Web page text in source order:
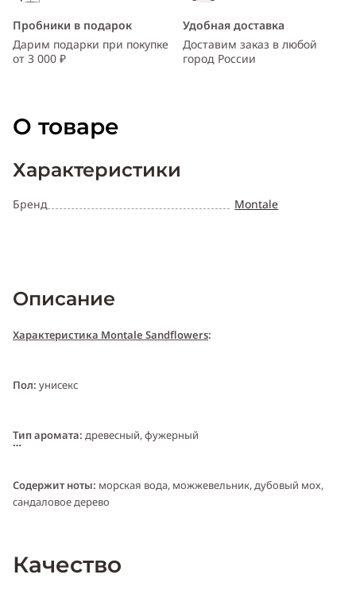
Пробники в подарок
Дарим подарки при покупке
от 3 000 ₽
Удобная доставка
Доставим заказ в любой
город России
О товаре
Характеристики
Бренд Montale
Описание
Характеристика Montale Sandflowers:
Пол: унисекс
Тип аромата: древесный, фужерный
Cодержит ноты: морская вода, можжевельник, дубовый мох,
сандаловое дерево
Качество